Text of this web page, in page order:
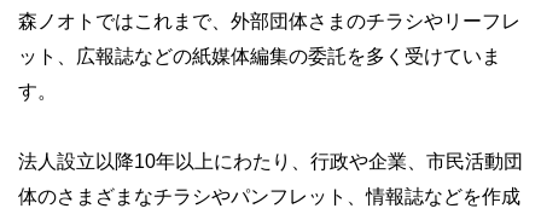
森ノオトではこれまで、外部団体さまのチラシやリーフレ
ット、広報誌などの紙媒体編集の委託を多く受けていま
す。
法人設立以降10年以上にわたり、行政や企業、市民活動団
体のさまざまなチラシやパンフレット、情報誌などを作成